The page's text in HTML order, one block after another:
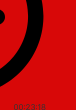
00:23:18